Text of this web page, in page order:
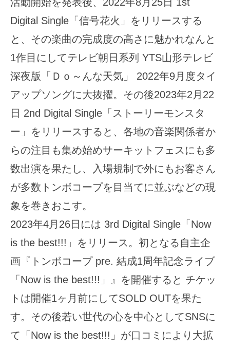
活動開始を発表後、2022年8月25日 1st
Digital Single「信号花火」をリリースする
と、その楽曲の完成度の高さに魅かれなんと
1作目にしてテレビ朝日系列 YTS山形テレビ
深夜版「Ｄｏ～んな天気」 2022年9月度タイ
アップソングに大抜擢。その後2023年2月22
日 2nd Digital Single「ストーリーモンスタ
ー」をリリースすると、各地の音楽関係者か
らの注目も集め始めサーキットフェスにも多
数出演を果たし、入場規制で外にもお客さん
が多数トンボコープを目当てに並ぶなどの現
象を巻きおこす。
2023年4月26日には 3rd Digital Single「Now
is the best!!!」をリリース。初となる自主企
画『トンボコープ pre. 結成1周年記念ライブ
「Now is the best!!!」』を開催すると チケッ
トは開催1ヶ月前にしてSOLD OUTを果た
す。その後若い世代の心を中心としてSNSに
て「Now is the best!!!」が口コミにより大拡